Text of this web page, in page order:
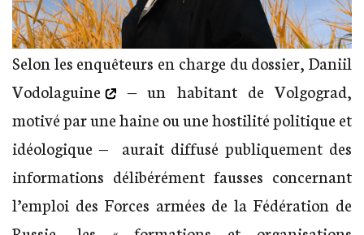
Selon les enquêteurs en charge du dossier, Daniil
Vodolaguine
‒ un habitant de Volgograd,
motivé par une haine ou une hostilité politique et
idéologique ‒ aurait diffusé publiquement des
informations délibérément fausses concernant
l’emploi des Forces armées de la Fédération de